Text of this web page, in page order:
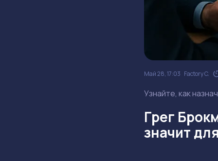
Май 28, 17:03 Factory C.
Узнайте, как
Грег
значит